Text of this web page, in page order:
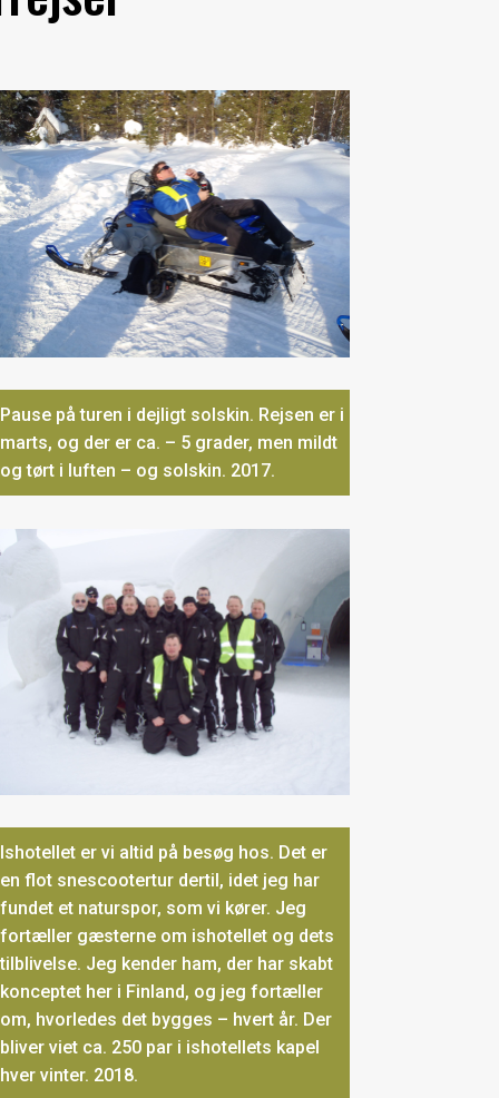
Pause på turen i dejligt solskin. Rejsen er i
marts, og der er ca. – 5 grader, men mildt
og tørt i luften – og solskin. 2017.
Ishotellet er vi altid på besøg hos. Det er
en flot snescootertur dertil, idet jeg har
fundet et naturspor, som vi kører. Jeg
fortæller gæsterne om ishotellet og dets
tilblivelse. Jeg kender ham, der har skabt
konceptet her i Finland, og jeg fortæller
om, hvorledes det bygges – hvert år. Der
bliver viet ca. 250 par i ishotellets kapel
hver vinter. 2018.